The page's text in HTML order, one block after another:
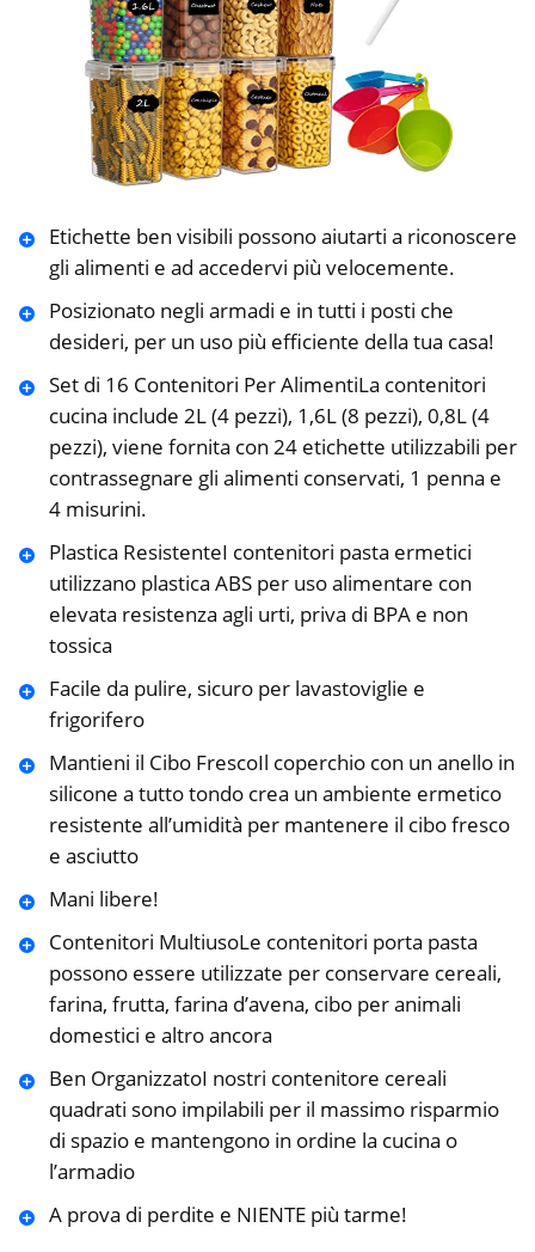
Etichette ben visibili possono aiutarti a riconoscere
gli alimenti e ad accedervi più velocemente.
Posizionato negli armadi e in tutti i posti che
desideri, per un uso più efficiente della tua casa!
Set di 16 Contenitori Per AlimentiLa contenitori
cucina include 2L (4 pezzi), 1,6L (8 pezzi), 0,8L (4
pezzi), viene fornita con 24 etichette utilizzabili per
contrassegnare gli alimenti conservati, 1 penna e
4 misurini.
Plastica ResistenteI contenitori pasta ermetici
utilizzano plastica ABS per uso alimentare con
elevata resistenza agli urti, priva di BPA e non
tossica
Facile da pulire, sicuro per lavastoviglie e
frigorifero
Mantieni il Cibo FrescoIl coperchio con un anello in
silicone a tutto tondo crea un ambiente ermetico
resistente all’umidità per mantenere il cibo fresco
e asciutto
Mani libere!
Contenitori MultiusoLe contenitori porta pasta
possono essere utilizzate per conservare cereali,
farina, frutta, farina d’avena, cibo per animali
domestici e altro ancora
Ben OrganizzatoI nostri contenitore cereali
quadrati sono impilabili per il massimo risparmio
di spazio e mantengono in ordine la cucina o
l’armadio
A prova di perdite e NIENTE più tarme!